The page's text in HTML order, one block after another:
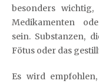
besonders
Medikamenten
sein. Substanzen,
Fötus oder das
Es wird